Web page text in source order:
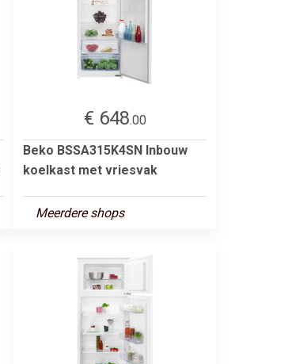
€ 648.00
Beko BSSA315K4SN Inbouw
koelkast met vriesvak
Meerdere shops